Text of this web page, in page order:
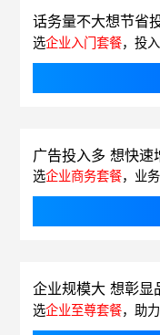
话务量不大想节省
选企业入门套餐，投
广告投入多 想快速
选企业商务套餐，业
企业规模大 想彰显
选企业至尊套餐，助